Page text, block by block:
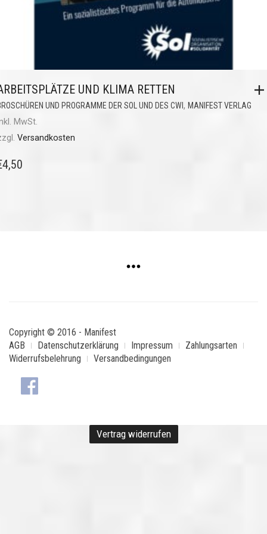
UND KLIMA RETTEN
UND PROGRAMME DER SOL UND DES CWI, MANIFEST VERLAG
MwSt.
Versandkosten
4,50
Copyright © 2016 - Manifest
AGB
Datenschutzerklärung Impressum
Zahlungsarten
Widerrufsbelehrung
Versandbedingungen
Vertrag widerrufen